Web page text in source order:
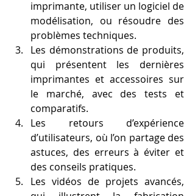
imprimante, utiliser un logiciel de
modélisation, ou résoudre des
problèmes techniques.
Les démonstrations de produits,
qui présentent les dernières
imprimantes et accessoires sur
le marché, avec des tests et
comparatifs.
Les retours d’expérience
d’utilisateurs, où l’on partage des
astuces, des erreurs à éviter et
des conseils pratiques.
Les vidéos de projets avancés,